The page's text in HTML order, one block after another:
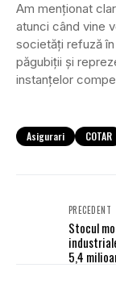
Am menționat
atunci când vine
societăți refuză
păgubiții și
instanțelor
Asigurari COTAR
PRECEDENT
Stocul
5,4